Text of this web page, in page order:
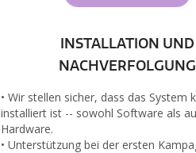
INSTALLATION UND
NACHVERFOLGUNG
• Wir stellen sicher, dass das System
installiert ist -- sowohl Software als
Hardware.
• Unterstützung bei der ersten